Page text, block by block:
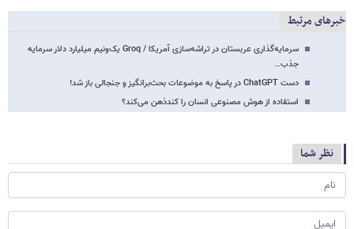
خبرهای مرتبط
سرمایه‌گذاری عربستان در تراشه‌سازی آمریکا / Groq یک‌ونیم میلیارد دلار سرمایه
جذب…
دست ChatGPT در پاسخ به موضوعات بحث‌برانگیز و جنجالی باز شد!
استفاده از هوش مصنوعی انسان را کندذهن می‌کند؟
نظر شما